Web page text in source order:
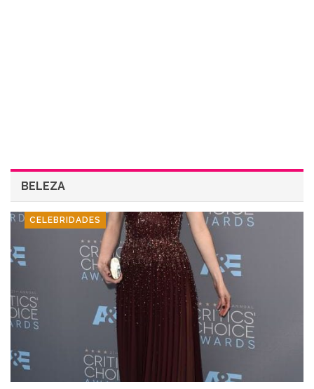
BELEZA
CELEBRIDADES